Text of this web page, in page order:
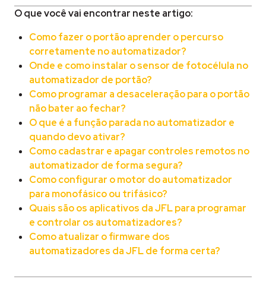
O que você vai encontrar neste artigo:
Como fazer o portão aprender o percurso
corretamente no automatizador?
Onde e como instalar o sensor de fotocélula no
automatizador de portão?
Como programar a desaceleração para o portão
não bater ao fechar?
O que é a função parada no automatizador e
quando devo ativar?
Como cadastrar e apagar controles remotos no
automatizador de forma segura?
Como configurar o motor do automatizador
para monofásico ou trifásico?
Quais são os aplicativos da JFL para programar
e controlar os automatizadores?
Como atualizar o firmware dos
automatizadores da JFL de forma certa?